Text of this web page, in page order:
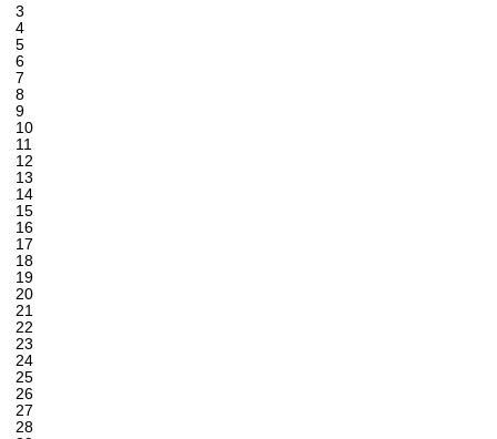
3
4
5
6
7
8
9
10
11
12
13
14
15
16
17
18
19
20
21
22
23
24
25
26
27
28